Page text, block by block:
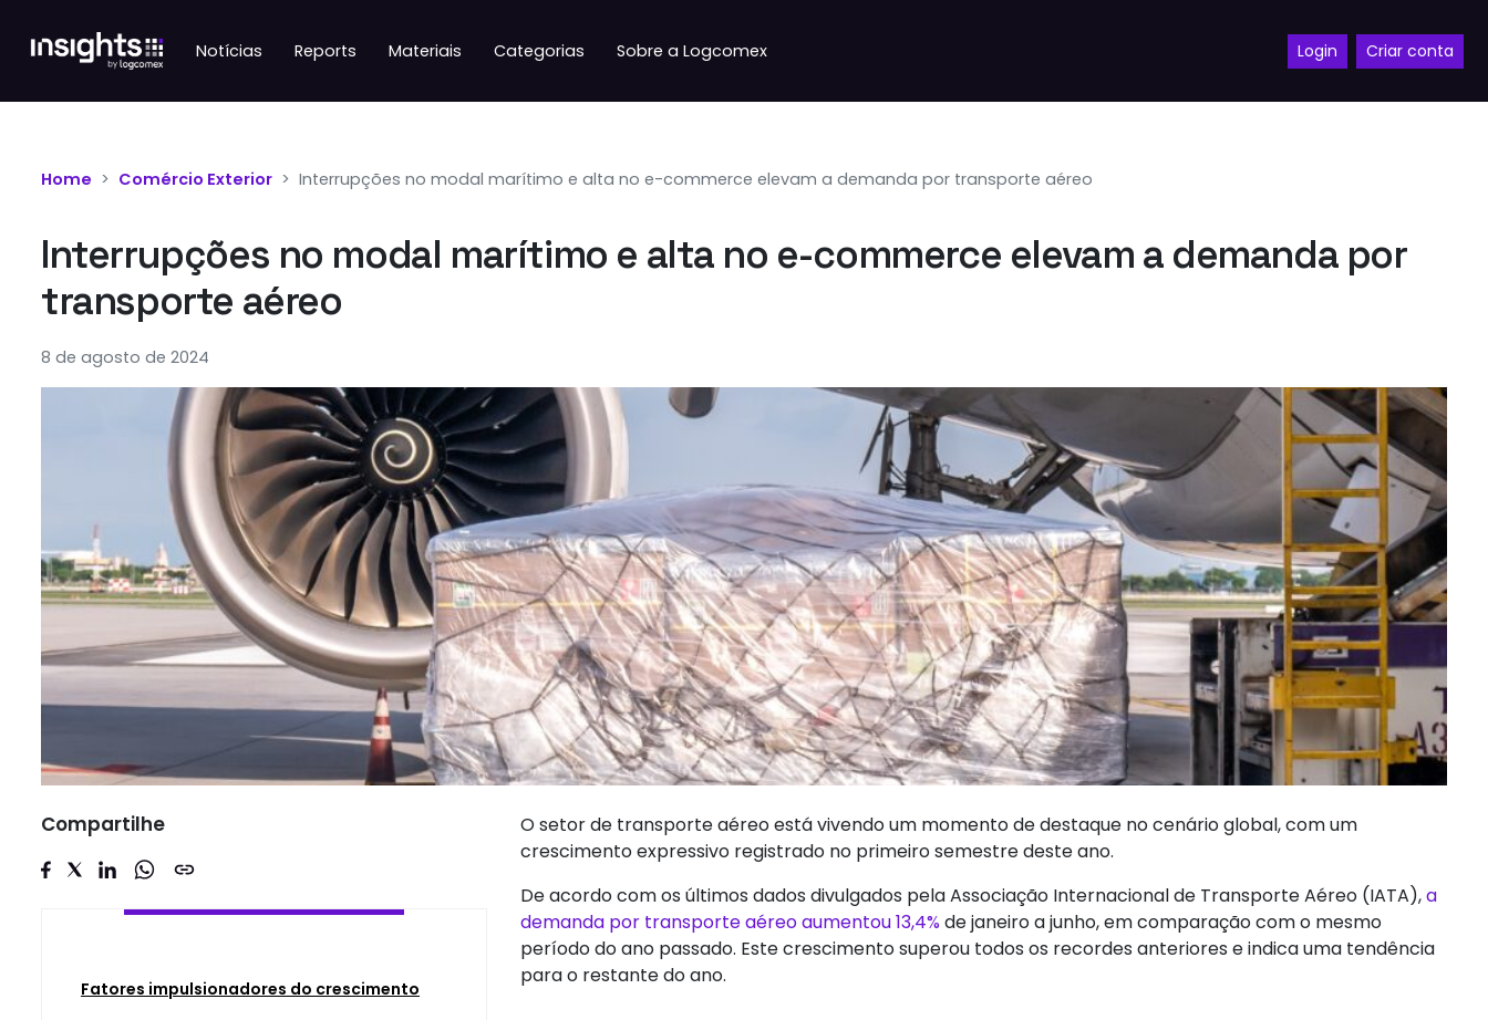
Notícias Reports Materiais Categorias Sobre a Logcomex Login Criar conta
Home Comércio Exterior Interrupções no modal marítimo e alta no e-commerce elevam a demanda por transporte aéreo
Interrupções no modal marítimo e alta no e-commerce elevam a demanda por
transporte aéreo
8 de agosto de 2024
Compartilhe
Fatores impulsionadores do crescimento
O setor de transporte aéreo está vivendo um momento de destaque no cenário global, com um
crescimento expressivo registrado no primeiro semestre deste ano.
De acordo com os últimos dados divulgados pela Associação Internacional de Transporte Aéreo (IATA),a
demanda por transporte aéreo aumentou 13,4%de janeiro a junho, em comparação com o mesmo
período do ano passado. Este crescimento superou todos os recordes anteriores e indica uma tendência
para o restante do ano.